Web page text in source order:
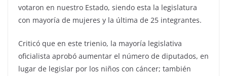
votaron en nuestro Estado, siendo esta la legislatura
con mayoría de mujeres y la última de 25 integrantes.
Criticó que en este trienio, la mayoría legislativa
oficialista aprobó aumentar el número de diputados, en
lugar de legislar por los niños con cáncer; también